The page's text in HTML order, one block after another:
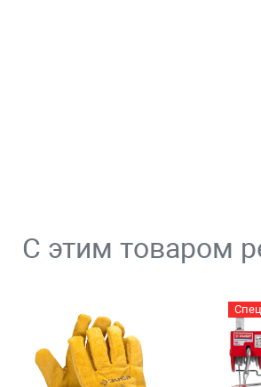
С этим товаром